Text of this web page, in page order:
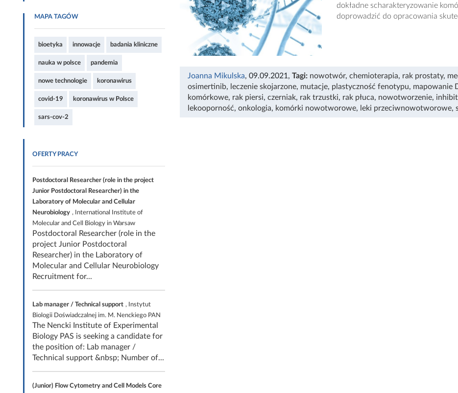
MAPA TAGÓW
bioetyka innowacje badania kliniczne
nauka w polsce pandemia
nowe technologie koronawirus
covid-19 koronawirus w Polsce
sars-cov-2
OFERTY PRACY
Postdoctoral Researcher (role in the project
Junior Postdoctoral Researcher) in the
Laboratory of Molecular and Cellular
Neurobiology , International Institute of
Molecular and Cell Biology in Warsaw
Postdoctoral Researcher (role in the
project Junior Postdoctoral
Researcher) in the Laboratory of
Molecular and Cellular Neurobiology
Recruitment for...
Lab manager / Technical support , Instytut
Biologii Doświadczalnej im. M. Nenckiego PAN
The Nencki Institute of Experimental
Biology PAS is seeking a candidate for
the position of: Lab manager /
Technical support &nbsp; Number of...
(Junior) Flow Cytometry and Cell Models Core
dokładne scharakteryzowanie
doprowadzić do opracowania
Joanna Mikulska, 09.09.2021 , Tagi: nowotwór, chemioterapia, rak prostaty,
osimertinib, leczenie skojarzone, mutacje, plastyczność fenotypu, mapowanie
komórkowe, rak piersi, czerniak, rak trzustki, rak płuca, nowotworzenie,
lekooporność, onkologia, komórki nowotworowe, leki przeciwnowotworowe,